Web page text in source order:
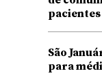
pacientes
São
para